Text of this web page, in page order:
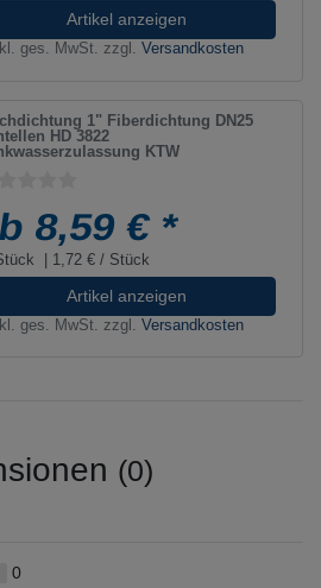
Artikel anzeigen
ges. MwSt. zzgl.Versandkosten
1" Fiberdichtung DN25
HD 3822
KTW
8,59 € *
| 1,72 € / Stück
Artikel anzeigen
ges. MwSt. zzgl.Versandkosten
(0)
0